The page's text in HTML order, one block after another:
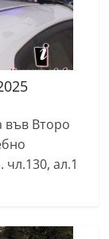
във Второ
чл.130, ал.1